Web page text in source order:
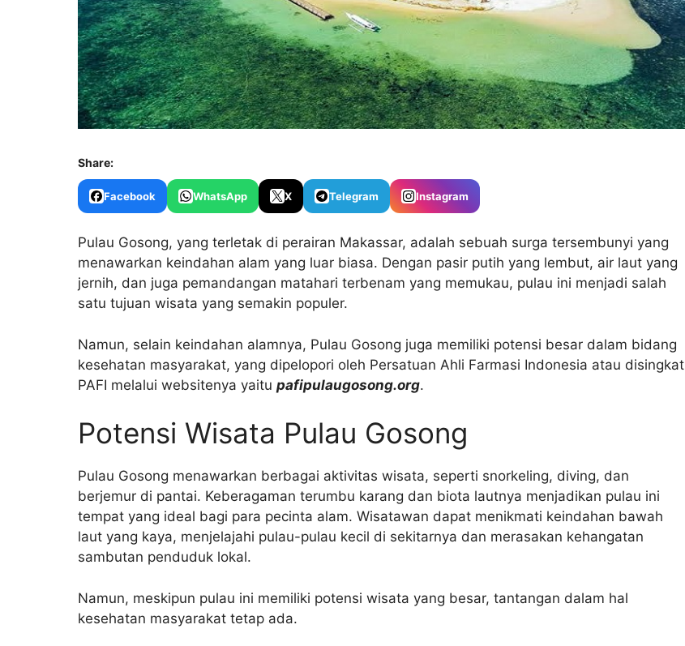
Share:
Facebook WhatsApp X Telegram Instagram
Pulau Gosong, yang terletak di perairan Makassar, adalah sebuah surga tersembunyi yang
menawarkan keindahan alam yang luar biasa. Dengan pasir putih yang lembut, air laut yang
jernih, dan juga pemandangan matahari terbenam yang memukau, pulau ini menjadi salah
satu tujuan wisata yang semakin populer.
Namun, selain keindahan alamnya, Pulau Gosong juga memiliki potensi besar dalam bidang
kesehatan masyarakat, yang dipelopori oleh Persatuan Ahli Farmasi Indonesia atau disingkat
PAFI melalui websitenya yaitu pafipulaugosong.org.
Potensi Wisata Pulau Gosong
Pulau Gosong menawarkan berbagai aktivitas wisata, seperti snorkeling, diving, dan
berjemur di pantai. Keberagaman terumbu karang dan biota lautnya menjadikan pulau ini
tempat yang ideal bagi para pecinta alam. Wisatawan dapat menikmati keindahan bawah
laut yang kaya, menjelajahi pulau-pulau kecil di sekitarnya dan merasakan kehangatan
sambutan penduduk lokal.
Namun, meskipun pulau ini memiliki potensi wisata yang besar, tantangan dalam hal
kesehatan masyarakat tetap ada.